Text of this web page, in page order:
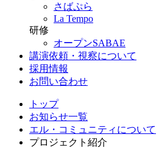
さばぷら
La Tempo
研修
オープンSABAE
講演依頼・視察について
採用情報
お問い合わせ
トップ
お知らせ一覧
エル・コミュニティについて
プロジェクト紹介